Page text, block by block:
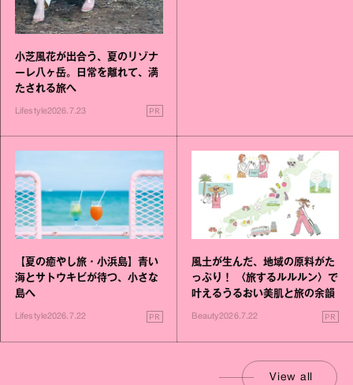
小芝風花が出合う、夏のリゾナ
ーレ八ヶ岳。日常を離れて、満
たされる旅へ
Lifestyle2026.7.23 PR
【夏の癒やし旅・小浜島】青い
海とサトウキビが待つ、小さな
島へ
Lifestyle2026.7.22 PR
風土が生んだ、地域の原料がた
っぷり！ 〈旅するルルルン〉で
叶えるうるおい美肌と旅の余韻
Beauty2026.7.22 PR
View all